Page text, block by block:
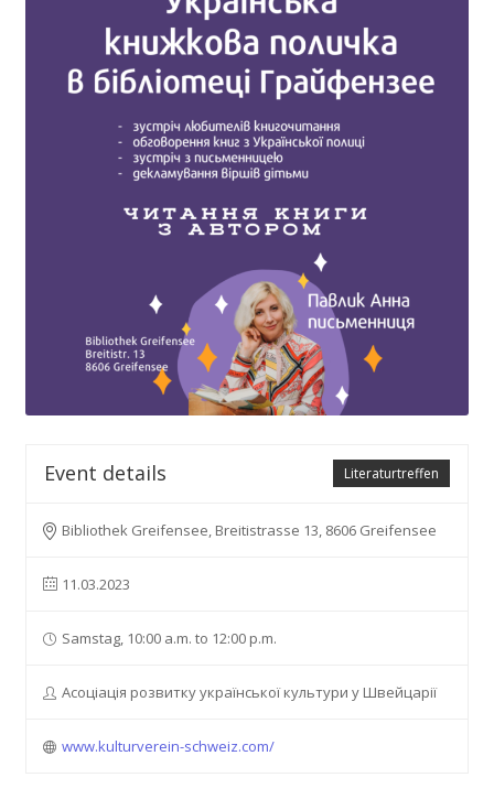
Literaturtreffen
Event details
Bibliothek Greifensee, Breitistrasse 13, 8606 Greifensee
11.03.2023
Samstag, 10:00 a.m. to 12:00 p.m.
Асоціація розвитку української культури у Швейцарії
www.kulturverein-schweiz.com/